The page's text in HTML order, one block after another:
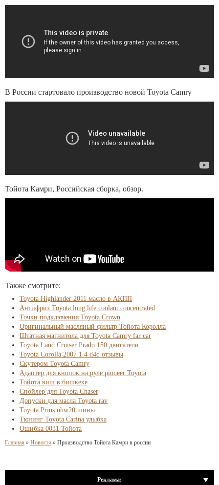
В России стартовало производство новой Toyota Camry
Тойота Камри, Российская сборка, обзор.
Также смотрите:
Toyota Highlander 2011 масло в АКПП
Антифриз Toyota long life coolant concentrated
Точки подключения Toyota Crown
Оригинальный масляный фильтр Тойота Королла
Штатная магнитола для Toyota Camry far car
Toyota Land Cruiser Prado 150 двигатели
Toyota Corolla 2007 1 4 d4d отзывы
Скутером Toyota Camry
Адаптер для кнопок на руле pioneer Toyota
Тойота виш в бишкеке
Спойлер для Toyota Chaser
Допуски для масла Toyota rav
Toyota Prius nhw20 шины
Тюнинг Toyota Carina улыбка
Ошибка 0031 Тойота
Главная » Новости » Производство Тойота Камри в россии
Реклама: